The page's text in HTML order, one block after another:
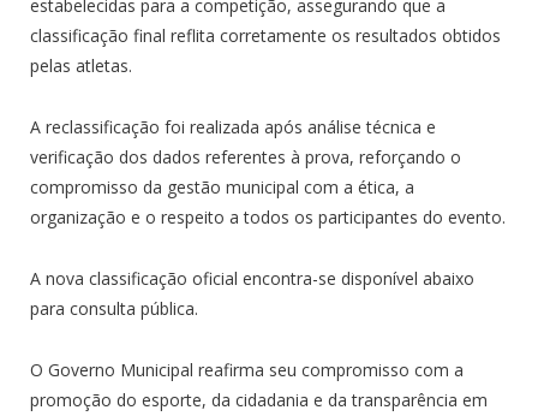
estabelecidas para a competição, assegurando que a
classificação final reflita corretamente os resultados obtidos
pelas atletas.
A reclassificação foi realizada após análise técnica e
verificação dos dados referentes à prova, reforçando o
compromisso da gestão municipal com a ética, a
organização e o respeito a todos os participantes do evento.
A nova classificação oficial encontra-se disponível abaixo
para consulta pública.
O Governo Municipal reafirma seu compromisso com a
promoção do esporte, da cidadania e da transparência em